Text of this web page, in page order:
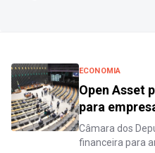
ECONOMIA
Open Asset
para
Câmara dos
financeira para